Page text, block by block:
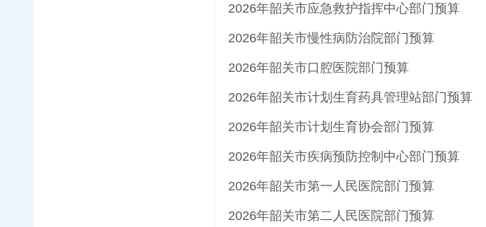
2026年韶关市应急救护指挥中心部门预算
2026年韶关市慢性病防治院部门预算
2026年韶关市口腔医院部门预算
2026年韶关市计划生育药具管理站部门预算
2026年韶关市计划生育协会部门预算
2026年韶关市疾病预防控制中心部门预算
2026年韶关市第一人民医院部门预算
2026年韶关市第二人民医院部门预算